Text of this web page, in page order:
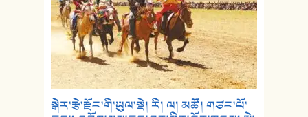
སྒེར་རྩེ་རྫོང་གི་ཡུལ་སྡེ། རི། ལ། མཚོ། གཙང་པོ་